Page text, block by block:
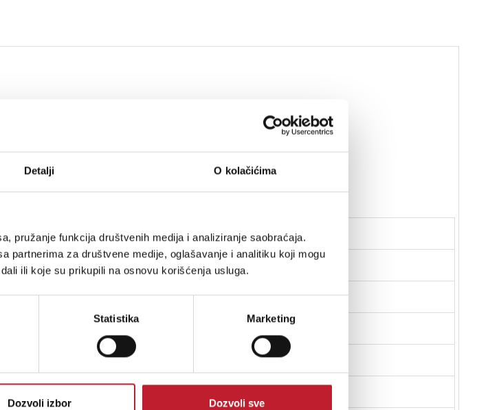
Detalji O kolačićima
pružanje funkcija društvenih medija i analiziranje saobraćaja.
partnerima za društvene medije, oglašavanje i analitiku koji mogu
ili koje su prikupili na osnovu korišćenja usluga.
Statistika Marketing
Dozvoli izbor Dozvoli sve
10 W 15 W
130-15kHz 100-15kHz
93dB
6.5 INCH / 8 ohms 8 INCH / 8 ohms